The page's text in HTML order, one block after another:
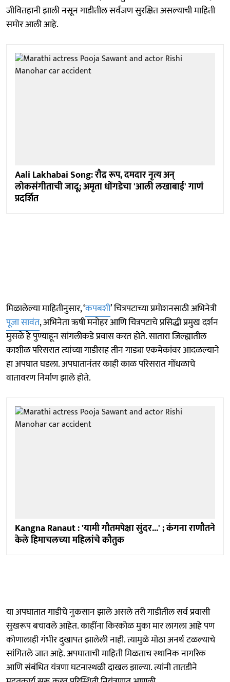
जीवितहानी झाली नसून गाडीतील सर्वजण सुरक्षित असल्याची माहिती
समोर आली आहे.
Aali Lakhabai Song: रौद्र रूप, दमदार नृत्य अन्
लोकसंगीताची जादू; अमृता धोंगडेचा 'आली लखाबाई' गाणं
प्रदर्शित
मिळालेल्या माहितीनुसार, ‘कपबशी’ चित्रपटाच्या प्रमोशनसाठी अभिनेत्री
पूजा सावंत, अभिनेता ऋषी मनोहर आणि चित्रपटाचे प्रसिद्धी प्रमुख दर्शन
मुसळे हे पुण्याहून सांगलीकडे प्रवास करत होते. सातारा जिल्ह्यातील
काशीळ परिसरात त्यांच्या गाडीसह तीन गाड्या एकमेकांवर आदळल्याने
हा अपघात घडला. अपघातानंतर काही काळ परिसरात गोंधळाचे
वातावरण निर्माण झाले होते.
Kangna Ranaut : 'यामी गौतमपेक्षा सुंदर...' ; कंगना राणौतने
केले हिमाचलच्या महिलांचे कौतुक
या अपघातात गाडीचे नुकसान झाले असले तरी गाडीतील सर्व प्रवासी
सुखरूप बचावले आहेत. काहींना किरकोळ मुका मार लागला आहे पण
कोणालाही गंभीर दुखापत झालेली नाही. त्यामुळे मोठा अनर्थ टळल्याचे
सांगितले जात आहे. अपघाताची माहिती मिळताच स्थानिक नागरिक
आणि संबंधित यंत्रणा घटनास्थळी दाखल झाल्या. त्यांनी तातडीने